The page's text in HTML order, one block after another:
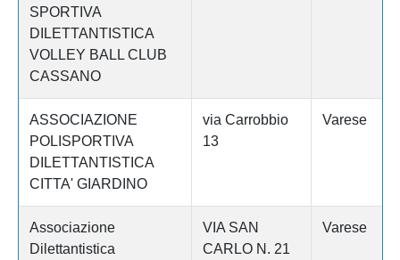
SPORTIVA
DILETTANTISTICA
VOLLEY BALL CLUB
CASSANO
ASSOCIAZIONE
POLISPORTIVA
DILETTANTISTICA
CITTA' GIARDINO
via Carrobbio
13
Varese
Associazione
Dilettantistica
VIA SAN
CARLO N. 21
Varese